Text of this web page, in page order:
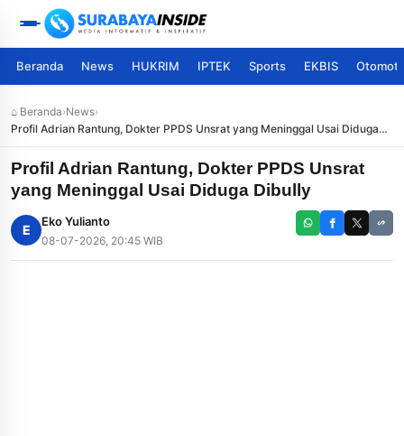
Beranda News HUKRIM IPTEK Sports EKBIS
⌂ Beranda›News›
Profil Adrian Rantung, Dokter PPDS Unsrat yang Meninggal Usai Diduga
Dibully
Profil Adrian Rantung, Dokter PPDS Unsrat
yang Meninggal Usai Diduga Dibully
E
Eko Yulianto
08-07-2026, 20:45 WIB